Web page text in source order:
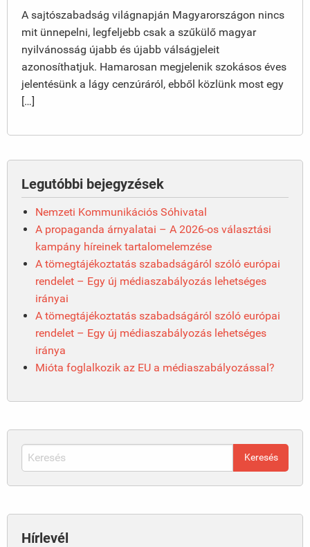
A sajtószabadság világnapján Magyarországon nincs
mit ünnepelni, legfeljebb csak a szűkülő magyar
nyilvánosság újabb és újabb válságjeleit
azonosíthatjuk. Hamarosan megjelenik szokásos éves
jelentésünk a lágy cenzúráról, ebből közlünk most egy
[…]
Legutóbbi bejegyzések
Nemzeti Kommunikációs Sóhivatal
A propaganda árnyalatai – A 2026-os választási
kampány híreinek tartalomelemzése
A tömegtájékoztatás szabadságáról szóló európai
rendelet – Egy új médiaszabályozás lehetséges
irányai
A tömegtájékoztatás szabadságáról szóló európai
rendelet – Egy új médiaszabályozás lehetséges
iránya
Mióta foglalkozik az EU a médiaszabályozással?
Hírlevél